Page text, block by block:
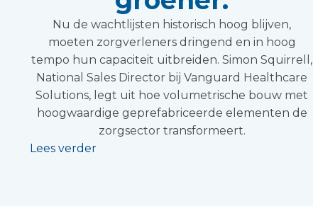
Nu de wachtlijsten historisch hoog blijven,
moeten zorgverleners dringend en in hoog
tempo hun capaciteit uitbreiden. Simon Squirrell,
National Sales Director bij Vanguard Healthcare
Solutions, legt uit hoe volumetrische bouw met
hoogwaardige geprefabriceerde elementen de
zorgsector transformeert.
Lees verder